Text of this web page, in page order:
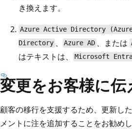
き換えます。
Azure Active Directory
Directory 、 Azure AD 、または
はテキストは、
Microsoft
変更をお客様に伝
顧客の移行を支援するため、更新し
メントに注を追加することをお勧めし